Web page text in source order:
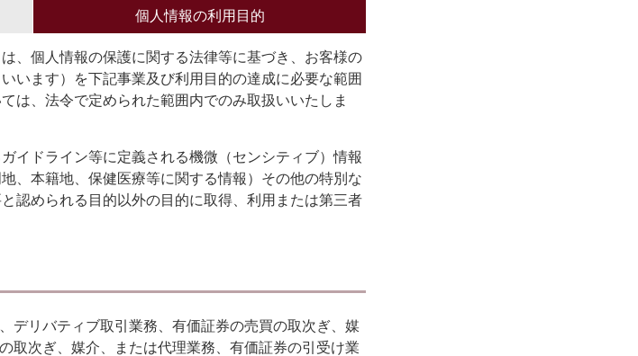
個人情報の利用目的
、個人情報の保護に関する法律等に基づき、お客様の
います）を下記事業及び利用目的の達成に必要な範囲
は、法令で定められた範囲内でのみ取扱いいたしま
イドライン等に定義される機微（センシティブ）情報
、本籍地、保健医療等に関する情報）その他の特別な
認められる目的以外の目的に取得、利用または第三者
デリバティブ取引業務、有価証券の売買の取次ぎ、媒
取次ぎ、媒介、または代理業務、有価証券の引受け業